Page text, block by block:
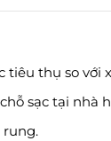
tiêu thụ so với
sạc tại nhà
rung.